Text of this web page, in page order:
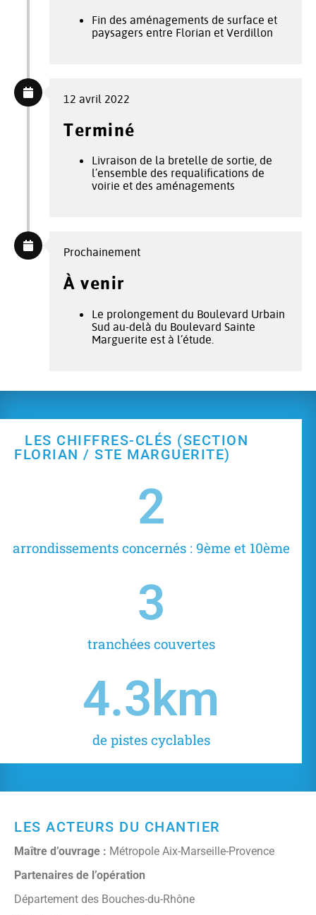
Fin des aménagements de surface et
paysagers entre Florian et Verdillon
12 avril 2022
Terminé
Livraison de la bretelle de sortie, de
l’ensemble des requalifications de
voirie et des aménagements
Prochainement
À venir
Le prolongement du Boulevard Urbain
Sud au-delà du Boulevard Sainte
Marguerite est à l’étude.
LES CHIFFRES-CLÉS (SECTION
FLORIAN / STE MARGUERITE)
arrondissements concernés : 9ème et 10ème
2
tranchées couvertes
3
de pistes cyclables
4.3km
LES ACTEURS DU CHANTIER
Maître d’ouvrage : Métropole Aix-Marseille-Provence
Partenaires de l’opération
Département des Bouches-du-Rhône